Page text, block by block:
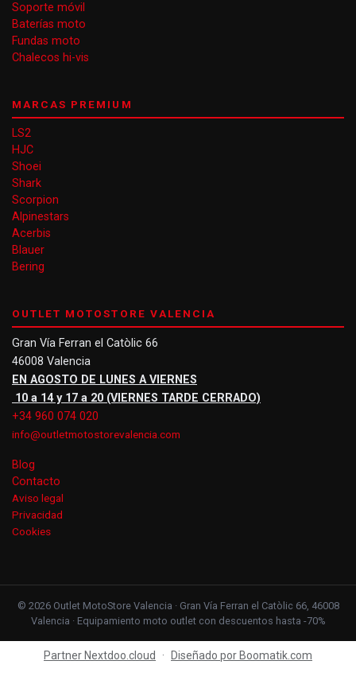
Soporte móvil
Baterías moto
Fundas moto
Chalecos hi-vis
MARCAS PREMIUM
LS2
HJC
Shoei
Shark
Scorpion
Alpinestars
Acerbis
Blauer
Bering
OUTLET MOTOSTORE VALENCIA
Gran Vía Ferran el Catòlic 66
46008 Valencia
EN AGOSTO DE LUNES A VIERNES
10 a 14 y 17 a 20 (VIERNES TARDE CERRADO)
+34 960 074 020
info@outletmotostorevalencia.com
Blog
Contacto
Aviso legal
Privacidad
Cookies
© 2026 Outlet MotoStore Valencia · Gran Vía Ferran el Catòlic 66, 46008
Valencia · Equipamiento moto outlet con descuentos hasta -70%
Partner Nextdoo.cloud · Diseñado por Boomatik.com